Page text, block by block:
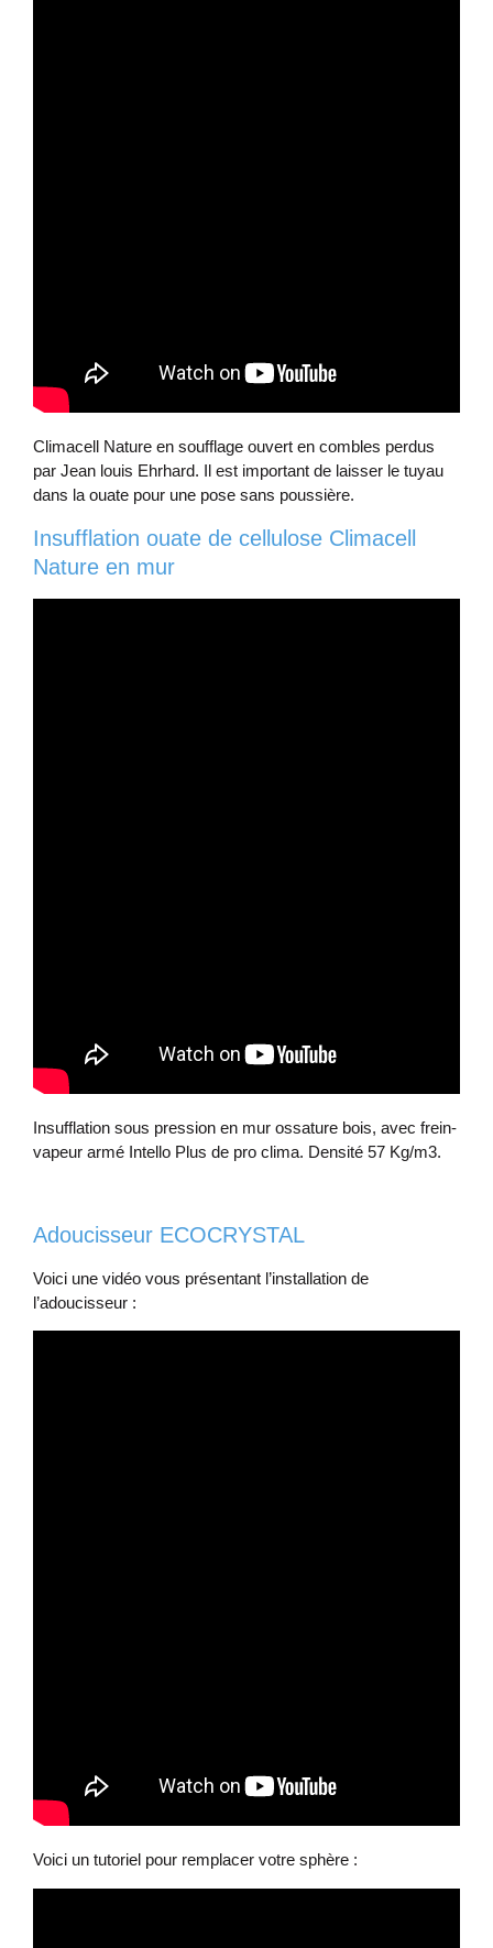
Climacell Nature en soufflage ouvert en combles perdus
par Jean louis Ehrhard. Il est important de laisser le tuyau
dans la ouate pour une pose sans poussière.
Insufflation ouate de cellulose Climacell
Nature en mur
Insufflation sous pression en mur ossature bois, avec frein-
vapeur armé Intello Plus de pro clima. Densité 57 Kg/m3.
Adoucisseur ECOCRYSTAL
Voici une vidéo vous présentant l’installation de
l’adoucisseur :
Voici un tutoriel pour remplacer votre sphère :